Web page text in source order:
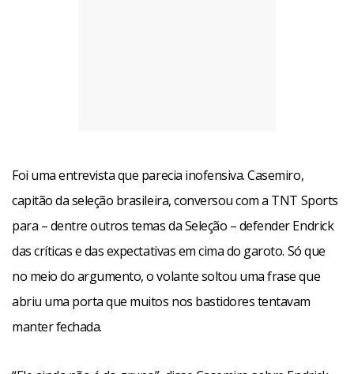
Foi uma entrevista que parecia inofensiva. Casemiro,
capitão da seleção brasileira, conversou com a TNT Sports
para – dentre outros temas da Seleção – defender Endrick
das críticas e das expectativas em cima do garoto. Só que
no meio do argumento, o volante soltou uma frase que
abriu uma porta que muitos nos bastidores tentavam
manter fechada.